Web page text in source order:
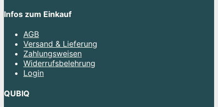
Infos zum Einkauf
AGB
Versand & Lieferung
Zahlungsweisen
Widerrufsbelehrung
Login
QUBIQ